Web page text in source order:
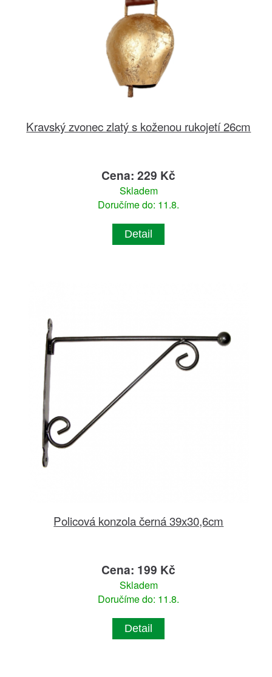
Kravský zvonec zlatý s koženou rukojetí 26cm
Cena: 229 Kč
Skladem
Doručíme do: 11.8.
Detail
Policová konzola černá 39x30,6cm
Cena: 199 Kč
Skladem
Doručíme do: 11.8.
Detail